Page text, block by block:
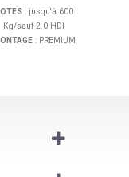
: jusqu'à 600
Kg/sauf 2.0 HDI
: PREMIUM